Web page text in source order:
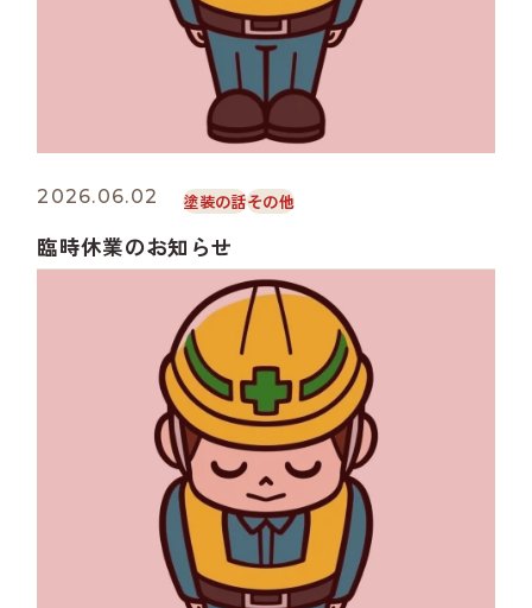
2026.06.02 塗装の話その他
臨時休業のお知らせ